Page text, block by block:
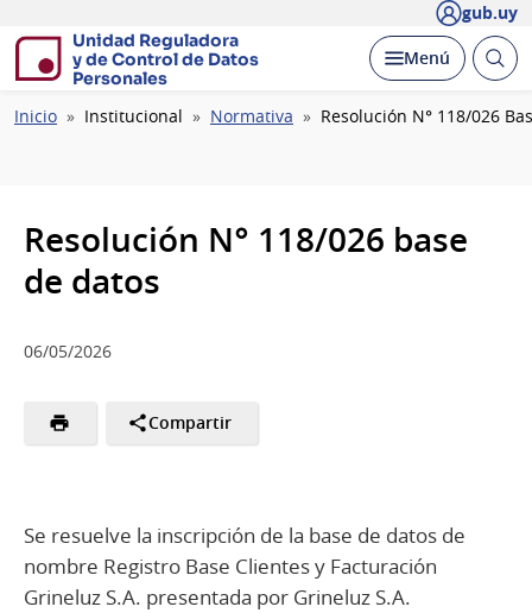
gub.uy
Unidad Reguladora
y de Control de Datos
Personales
Desplegar
Menú Abrir
Ruta
Inicio Institucional Normativa Resolución N° 118/026
Resolución N° 118/026 base
de datos
06/05/2026
Compartir
Se resuelve la inscripción de la base de datos de
nombre Registro Base Clientes y Facturación
Grineluz S.A. presentada por Grineluz S.A.